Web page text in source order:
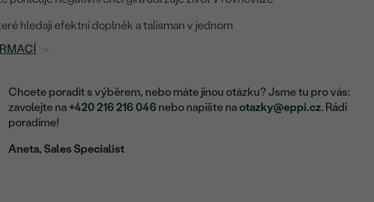
hledají efektní doplněk a talisman v jednom
Chcete poradit s výběrem, nebo máte jinou otázku? Jsme tu pro vás:
zavolejte na +420 216 216 046 nebo napište naotazky@eppi.cz. Rádi
poradíme!
Aneta, Sales Specialist